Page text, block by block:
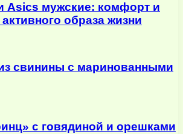
Asics мужские: комфорт и
образа жизни
свинины с маринованными
с говядиной и орешками